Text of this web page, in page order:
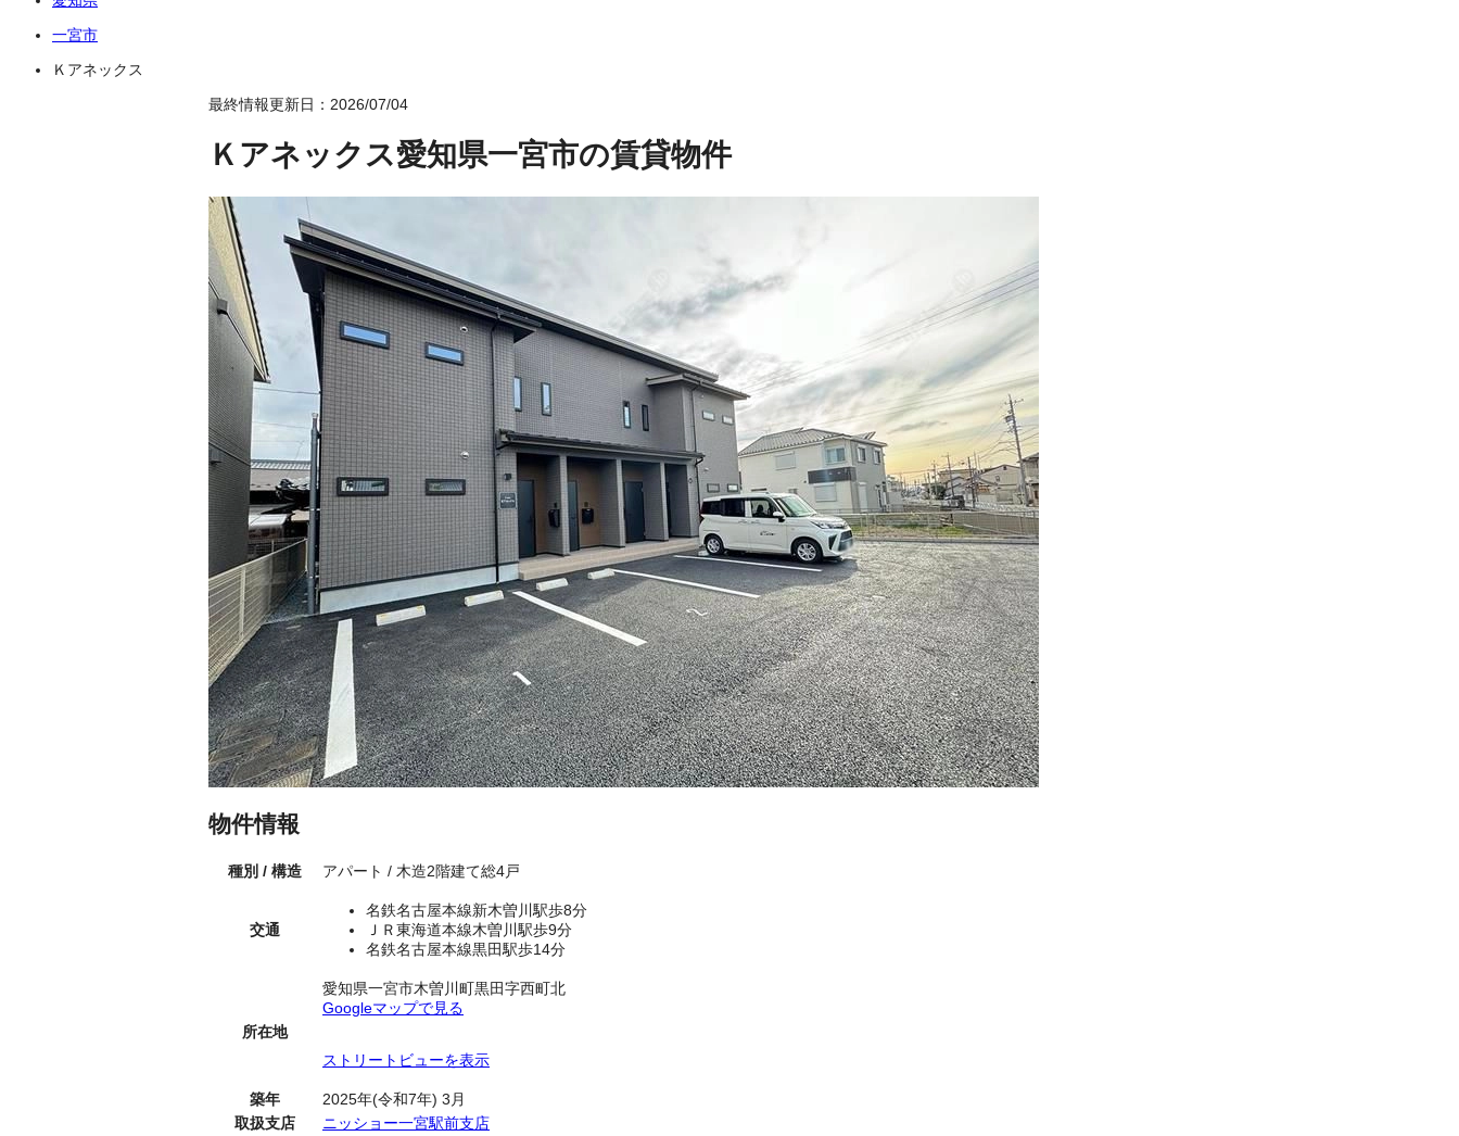
一宮市
Ｋアネックス
最終情報更新日：2026/07/04
Ｋアネックス愛知県一宮市の賃貸物件
物件情報
種別 / 構造 アパート / 木造2階建て総4戸
交通
名鉄名古屋本線新木曽川駅歩8分
ＪＲ東海道本線木曽川駅歩9分
名鉄名古屋本線黒田駅歩14分
所在地
愛知県一宮市木曽川町黒田字西町北
Googleマップで見る
ストリートビューを表示
築年
2025年(令和7年) 3月
取扱支店
ニッショー一宮駅前支店